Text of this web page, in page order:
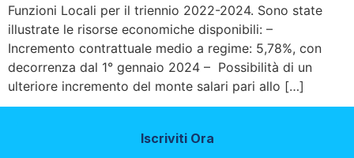
Funzioni Locali per il triennio 2022-2024. Sono state
illustrate le risorse economiche disponibili: –
Incremento contrattuale medio a regime: 5,78%, con
decorrenza dal 1° gennaio 2024 – Possibilità di un
ulteriore incremento del monte salari pari allo […]
Iscriviti Ora